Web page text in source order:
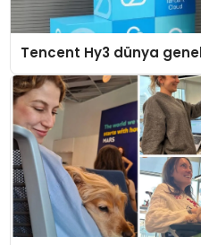
Tencent Hy3 dünya